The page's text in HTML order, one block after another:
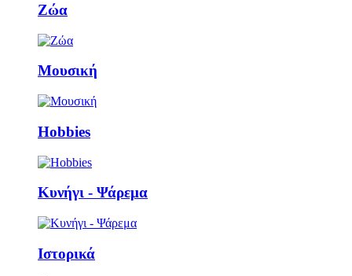
Ζώα
Μουσική
Ηobbies
Κυνήγι - Ψάρεμα
Ιστορικά